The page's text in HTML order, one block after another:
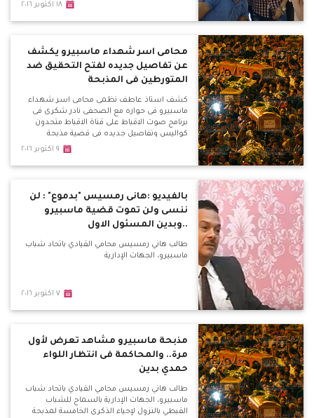
١٨ اكتوبر ٢٠١٦
محامى اسر شهداء ماسبيرو يكشف
عن تفاصيل جديده لفتح التحقيق ضد
المتورطين فى المذبحة
كشف استاذ عاطف نظمى محامى اسر شهداء
ماسبيرو فى حواره مع الصحفى نادر شكرى فى
برنامج صوت الاقباط على قناة الاقباط متحدون
كواليس وتفاصيل جديده فى قضية مذبحة
٩ اكتوبر ٢٠١٦
بالفيديو :هانى رمسيس "بدموع" : لن
ننسى ولن تموت قضية ماسبيرو
..وبدين المسئول الاول
طالب هاني رمسيس محامي القيادي باتحاد شباب
ماسبيرو، الجهات الإدارية
٧ اكتوبر ٢٠١٦
مذبحة ماسبيرو مشاهد تعرض لأول
مرة.. والمحاكمة فى انتظار اللواء
حمدي بدين
طالب هاني رمسيس محامي القيادي باتحاد شباب
ماسبيرو، الجهات الإدارية بالسماح للشباب
القبطي بالنزول لإحياء الذكرى الخامسة لمذبحة